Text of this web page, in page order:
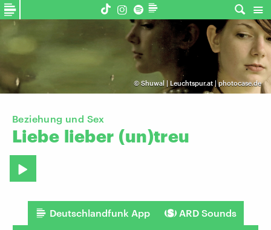
©Shuwal | Leuchtspur.at | photocase.de
Beziehung und Sex
Liebe lieber (un)treu
Deutschlandfunk App ARD Sounds